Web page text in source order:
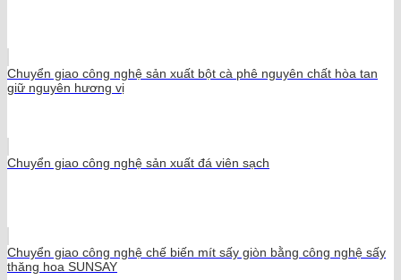
Chuyển giao công nghệ sản xuất bột cà phê nguyên chất hòa tan
giữ nguyên hương vị
Chuyển giao công nghệ sản xuất đá viên sạch
Chuyển giao công nghệ chế biến mít sấy giòn bằng công nghệ sấy
thăng hoa SUNSAY